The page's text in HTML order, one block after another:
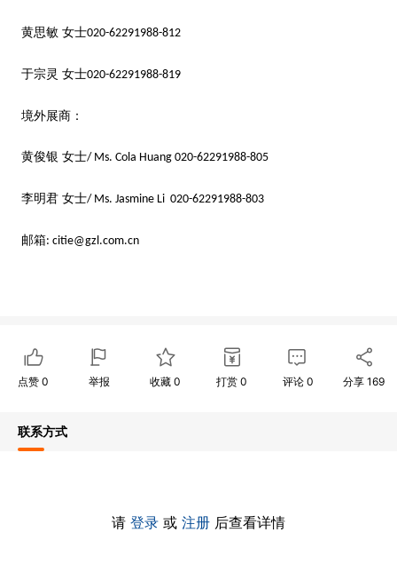
黄思敏 女士020-62291988-812
于宗灵 女士020-62291988-819
境外展商：
黄俊银 女士/ Ms. Cola Huang 020-62291988-805
李明君 女士/ Ms. Jasmine Li 020-62291988-803
邮箱: citie@gzl.com.cn
点赞 0 举报 收藏0 打赏 0 评论 0 分享169
联系方式
请 登录 或 注册 后查看详情